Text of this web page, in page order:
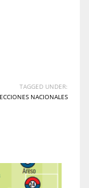
TAGGED UNDER:
NACIONALES